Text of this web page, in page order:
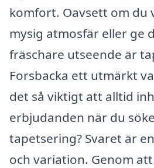
komfort. Oavsett om du
mysig atmosfär eller ge
fräschare utseende är
Forsbacka ett utmärkt
det så viktigt att alltid
erbjudanden när du
tapetsering? Svaret är
och variation. Genom